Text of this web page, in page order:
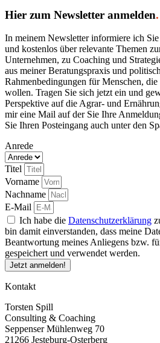
Hier zum Newsletter anmelden.
In meinem Newsletter informiere ich
und kostenlos über relevante Themen
Unternehmen, zu Coaching und
aus meiner Beratungspraxis und
Rahmenbedingungen für Menschen,
wollen. Tragen Sie sich jetzt ein und
Perspektive auf die Agrar- und
mir eine Mail auf der Sie Ihre
Sie Ihren Posteingang auch unter den
Anrede
Titel
Vorname
Nachname
E-Mail
Ich habe die Datenschutzerklärung
bin damit einverstanden, dass meine
Beantwortung meines Anliegens bzw.
gespeichert und verwendet werden.
Jetzt anmelden!
Kontakt
Torsten Spill
Consulting & Coaching
Seppenser Mühlenweg 70
21266 Jesteburg-Osterberg